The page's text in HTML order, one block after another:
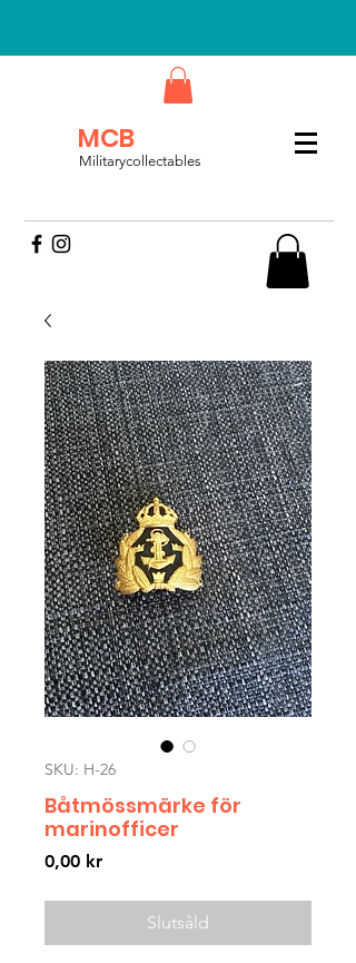
MCB
Militarycollectables
SKU: H-26
Båtmössmärke för
marinofficer
0,00 krPris
Slutsåld